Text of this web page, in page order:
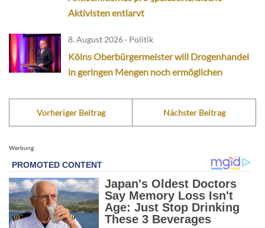
Aktivisten entlarvt
8. August 2026 · Politik
Kölns Oberbürgermeister will Drogenhandel
in geringen Mengen noch ermöglichen
Vorheriger Beitrag Nächster Beitrag
Werbung